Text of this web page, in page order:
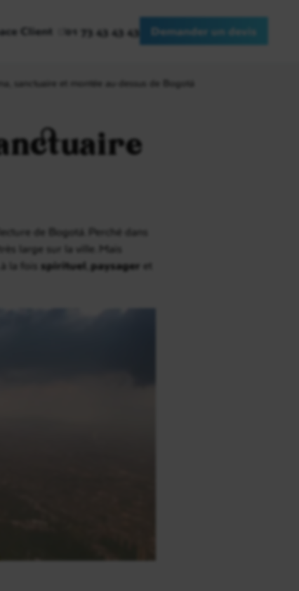
Client 01 73 43 43 43 Demander un devis
sanctuaire et montée au-dessus de Bogotá
de Bogotá. Perché dans
large sur la ville. Mais
la fois spirituel paysager et